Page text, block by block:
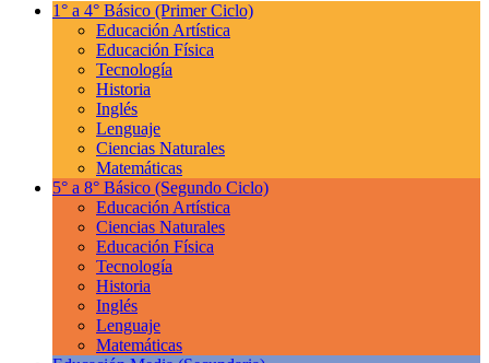
1° a 4° Básico (Primer Ciclo)
Educación Artística
Educación Física
Tecnología
Historia
Inglés
Lenguaje
Ciencias Naturales
Matemáticas
5° a 8° Básico (Segundo Ciclo)
Educación Artística
Ciencias Naturales
Educación Física
Tecnología
Historia
Inglés
Lenguaje
Matemáticas